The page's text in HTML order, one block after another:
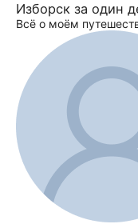
Изборск за один
Всё о моём